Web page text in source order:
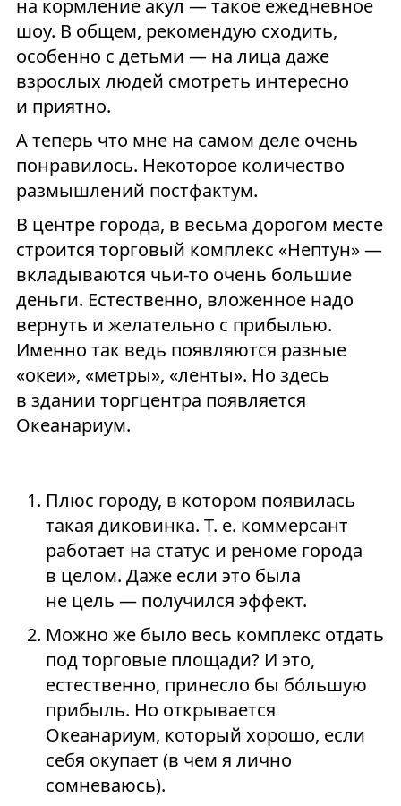
на кормление акул — такое ежедневное
шоу. В общем, рекомендую сходить,
особенно с детьми — на лица даже
взрослых людей смотреть интересно
и приятно.
А теперь что мне на самом деле очень
понравилось. Некоторое количество
размышлений постфактум.
В центре города, в весьма дорогом месте
строится торговый комплекс «Нептун» —
вкладываются чьи-то очень большие
деньги. Естественно, вложенное надо
вернуть и желательно с прибылью.
Именно так ведь появляются разные
«океи», «метры», «ленты». Но здесь
в здании торгцентра появляется
Океанариум.
Плюс городу, в котором появилась
такая диковинка. Т. е. коммерсант
работает на статус и реноме города
в целом. Даже если это была
не цель — получился эффект.
Можно же было весь комплекс отдать
под торговые площади? И это,
естественно, принесло бы бóльшую
прибыль. Но открывается
Океанариум, который хорошо, если
себя окупает (в чем я лично
сомневаюсь).